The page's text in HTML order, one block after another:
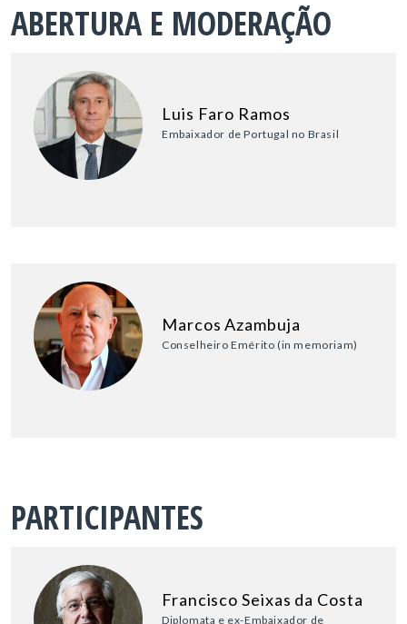
ABERTURA E MODERAÇÃO
Luis Faro Ramos
Embaixador de Portugal no Brasil
Marcos Azambuja
Conselheiro Emérito (in memoriam)
PARTICIPANTES
Francisco Seixas da Costa
Diplomata e ex-Embaixador de